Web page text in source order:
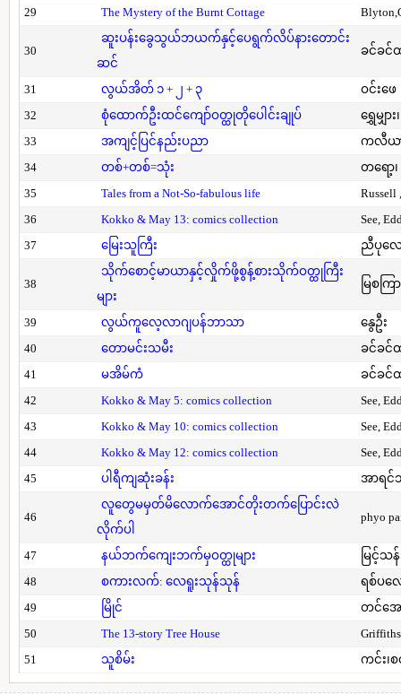
29 The Mystery of the Burnt Cottage
30
ဆူးပန်းခွေသွယ်ဘယက်နှင့်ပေရွက်လိပ်နားတောင်း
ဆင်
ခင်ခင်
31 လွယ်အိတ် ၁ + ၂ + ၃
ဝင်းဖေ
32
စုံထောက်ဦးထင်ကျော်ဝတ္ထုတိုပေါင်းချုပ်
ရွှေမျှား
33
အကျင့်ပြင်နည်းပညာ
ကလီယာ
34
တစ်+တစ်=သုံး
တရော့၊
35
Tales from a Not-So-fabulous life
Russell
36
Kokko & May 13: comics collection
See,
37
မြေးသူကြီး ညီပုလေ
38
သိုက်စောင့်မာယာနှင့်လှိုက်ဖို့စွန့်စားသိုက်ဝတ္ထုကြီး
များ
မြစကြာ
39 လွယ်ကူလေ့လာဂျပန်ဘာသာ
နွေဦး
40
တောမင်းသမီး
ခင်ခင်
41
မအိမ်ကံ
ခင်ခင်
42
Kokko & May 5: comics collection
See,
43
Kokko & May 10: comics collection
See,
44
Kokko & May 12: comics collection
See,
45
ပါရီကျဆုံးခန်း အာရင်
46
လူတွေမမှတ်မိလောက်အောင်တိုးတက်ပြောင်းလဲ
လိုက်ပါ
phyo
47 နယ်ဘက်ကျေးဘက်မှဝတ္ထုများ
မြင့်သန်
48
စကားလက်: လေရူးသုန်သုန်
ရစ်ပလ
49
မြိုင်
တင်အေ
50
The 13-story Tree House
51
သူစိမ်း ကင်း၊